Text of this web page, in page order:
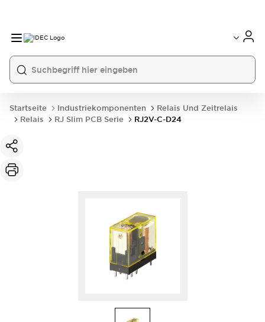
Startseite Industriekomponenten
Relais Und Zeitrelais
Relais
RJ Slim PCB Serie RJ2V-C-D24